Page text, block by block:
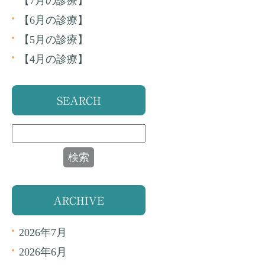
【6月の診療】
【5月の診療】
【4月の診療】
SEARCH
ARCHIVE
2026年7月
2026年6月